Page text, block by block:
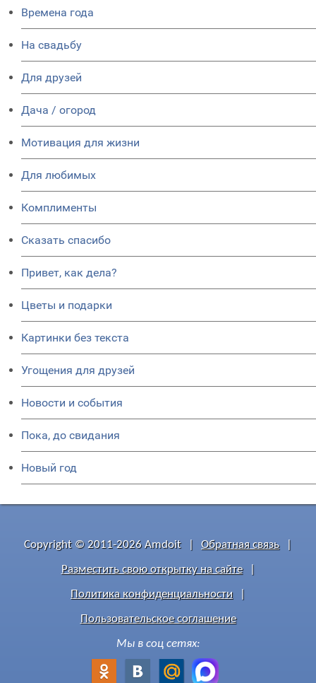
Времена года
На свадьбу
Для друзей
Дача / огород
Мотивация для жизни
Для любимых
Комплименты
Сказать спасибо
Привет, как дела?
Цветы и подарки
Картинки без текста
Угощения для друзей
Новости и события
Пока, до свидания
Новый год
Copyright © 2011-2026 Amdoit Обратная связь
Разместить свою открытку на сайте
Политика конфиденциальности
Пользовательское соглашение
Мы в соц сетях: